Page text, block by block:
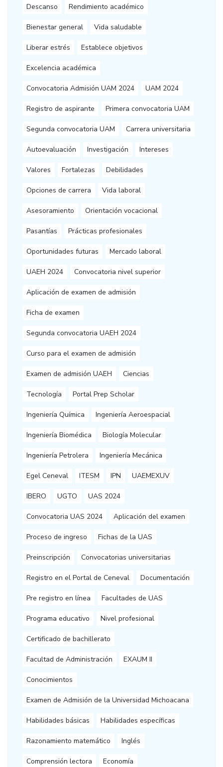
Descanso Rendimiento académico
Bienestar general Vida saludable
Liberar estrés Establece objetivos
Excelencia académica
Convocatoria Admisión UAM 2024 UAM 2024
Registro de aspirante Primera convocatoria UAM
Segunda convocatoria UAM Carrera universitaria
Autoevaluación Investigación Intereses
Valores Fortalezas Debilidades
Opciones de carrera Vida laboral
Asesoramiento Orientación vocacional
Pasantías Prácticas profesionales
Oportunidades futuras Mercado laboral
UAEH 2024 Convocatoria nivel superior
Aplicación de examen de admisión
Ficha de examen
Segunda convocatoria UAEH 2024
Curso para el examen de admisión
Examen de admisión UAEH Ciencias
Tecnología Portal Prep Scholar
Ingeniería Química Ingeniería Aeroespacial
Ingeniería Biomédica Biología Molecular
Ingeniería Petrolera Ingeniería Mecánica
Egel Ceneval ITESM IPN UAEMEXUV
IBERO UGTO UAS 2024
Convocatoria UAS 2024 Aplicación del examen
Proceso de ingreso Fichas de la UAS
Preinscripción Convocatorias universitarias
Registro en el Portal de Ceneval Documentación
Pre registro en línea Facultades de UAS
Programa educativo Nivel profesional
Certificado de bachillerato
Facultad de Administración EXAUM II
Conocimientos
Examen de Admisión de la Universidad Michoacana
Habilidades básicas Habilidades específicas
Razonamiento matemático Inglés
Comprensión lectora Economía